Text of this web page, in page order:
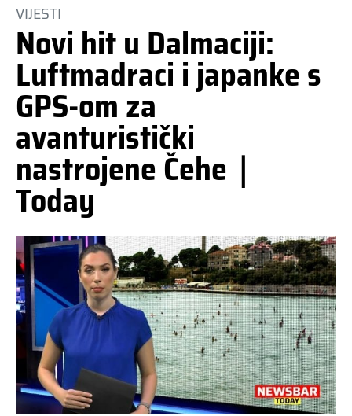
VIJESTI
Novi hit u Dalmaciji:
Luftmadraci i japanke s
GPS-om za
avanturistički
nastrojene Čehe｜
Today